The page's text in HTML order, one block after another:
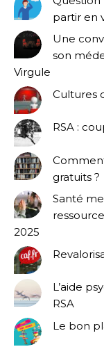
partir en
Une
son
Virgule
Cultures
RSA :
gratuits ?
Santé
2025
L’aide
RSA
Le bon